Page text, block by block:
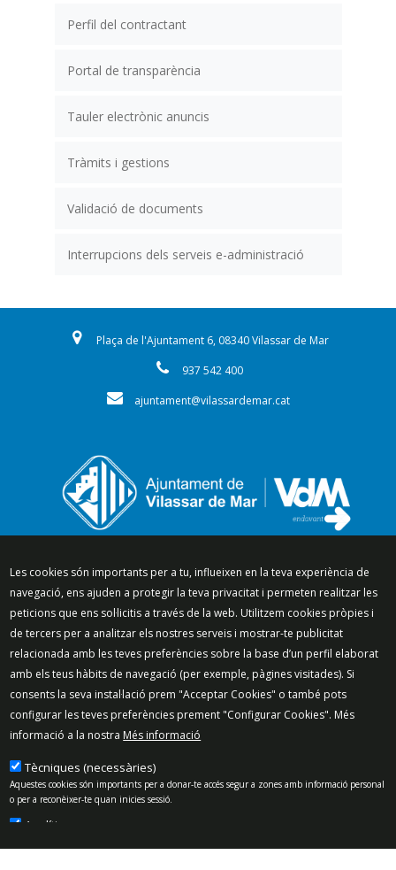
Perfil del contractant
Portal de transparència
Tauler electrònic anuncis
Tràmits i gestions
Validació de documents
Interrupcions dels serveis e-administració
Plaça de l'Ajuntament 6, 08340 Vilassar de Mar
937 542 400
ajuntament@vilassardemar.cat
Segueix-nos a:
Mapa del lloc
Política de Privacitat
Política de Xarxes Socials
Política de cookies
Protecció de dades
Avís legal
Contacte
Preguntes freqüents
© 2025 - Ajuntament de Vilassar de Mar
Les cookies són importants per a tu, influeixen en la teva experiència de
navegació, ens ajuden a protegir la teva privacitat i permeten realitzar les
peticions que ens sol·licitis a través de la web. Utilitzem cookies pròpies i
de tercers per a analitzar els nostres serveis i mostrar-te publicitat
relacionada amb les teves preferències sobre la base d’un perfil elaborat
amb els teus hàbits de navegació (per exemple, pàgines visitades). Si
consents la seva instal·lació prem "Acceptar Cookies" o també pots
configurar les teves preferències prement "Configurar Cookies". Més
informació a la nostra Més informació
Tècniques (necessàries)
Aquestes cookies són importants per a donar-te accés segur a zones amb informació personal
o per a reconèixer-te quan inicies sessió.
Analítiques